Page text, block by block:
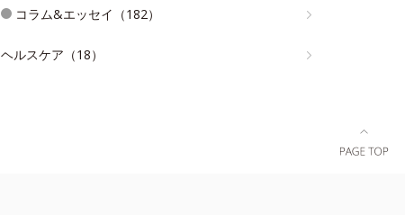
コラム&エッセイ（182）
ヘルスケア（18）